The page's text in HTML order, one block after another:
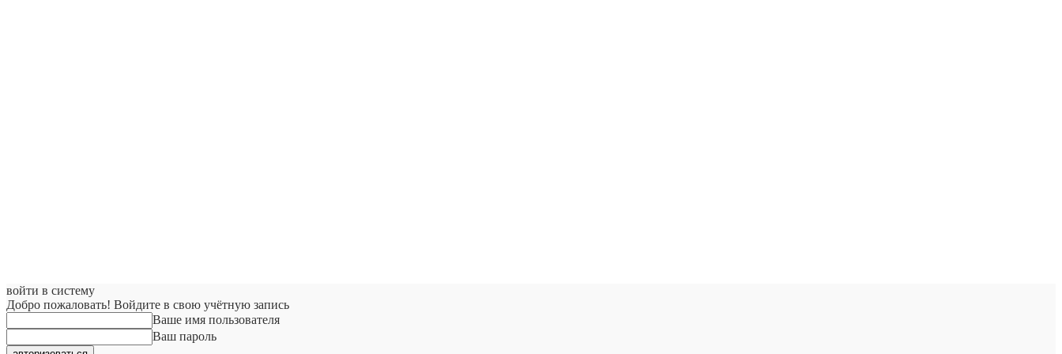
войти в систему
Добро пожаловать! Войдите в свою учётную запись
Ваше имя пользователя
Ваш пароль